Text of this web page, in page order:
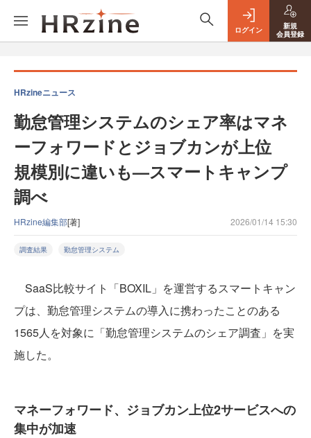
ログイン
新規
会員登録
HRzineニュース
勤怠管理システムのシェア率はマネ
ーフォワードとジョブカンが上位
規模別に違いも—スマートキャンプ
調べ
HRzine編集部[著] 2026/01/14 15:30
調査結果 勤怠管理システム
SaaS比較サイト「BOXIL」を運営するスマートキャン
プは、勤怠管理システムの導入に携わったことのある
1565人を対象に「勤怠管理システムのシェア調査」を実
施した。
マネーフォワード、ジョブカン上位2サービスへの
集中が加速